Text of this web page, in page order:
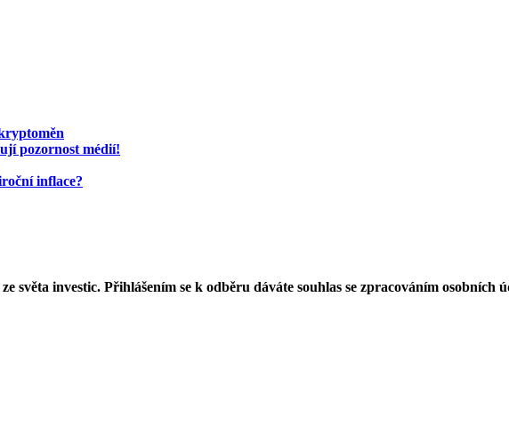
pozornost médií!
inflace?
světa investic. Přihlášením se k odběru dáváte souhlas se zpracováním osobních